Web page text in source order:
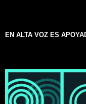
EN ALTA VOZ ES